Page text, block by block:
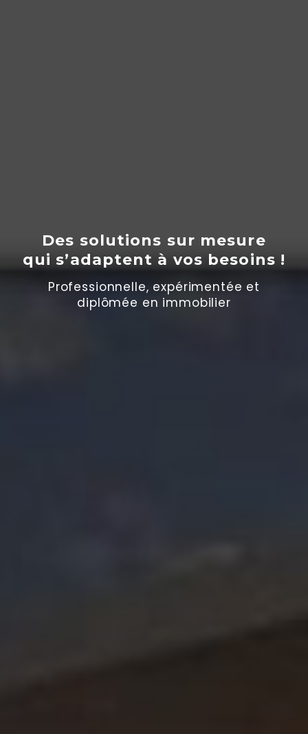
Des solutions sur mesure
qui s’adaptent à vos besoins !
Professionnelle, expérimentée et
diplômée en immobilier